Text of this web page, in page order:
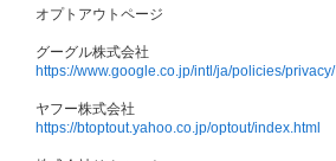
オプトアウトページ
グーグル株式会社
https://www.google.co.jp/intl/ja/policies/privacy/
ヤフー株式会社
https://btoptout.yahoo.co.jp/optout/index.html